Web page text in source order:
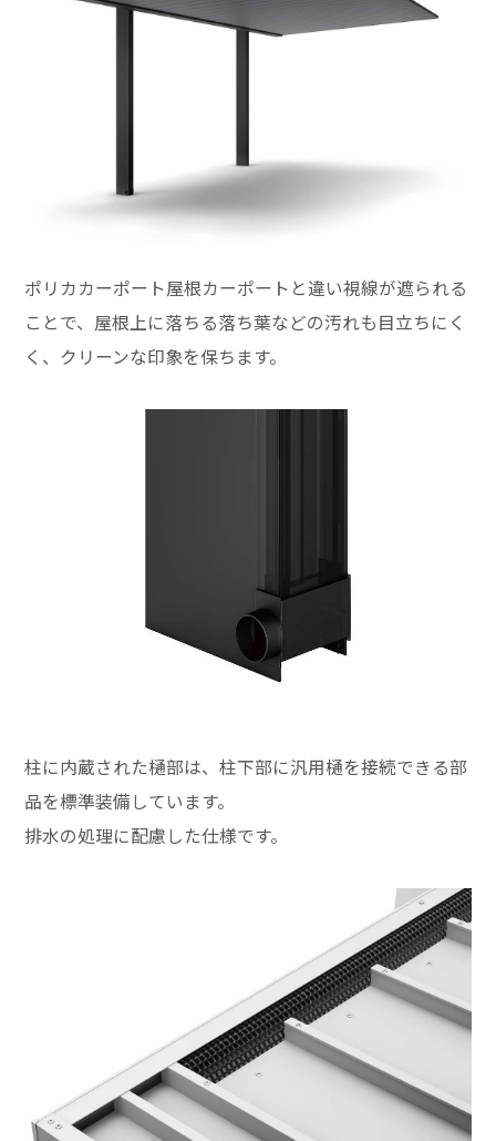
ポリカカーポート屋根カーポートと違い視線が遮られる
ことで、屋根上に落ちる落ち葉などの汚れも目立ちにく
く、クリーンな印象を保ちます。
柱に内蔵された樋部は、柱下部に汎用樋を接続できる部
品を標準装備しています。
排水の処理に配慮した仕様です。